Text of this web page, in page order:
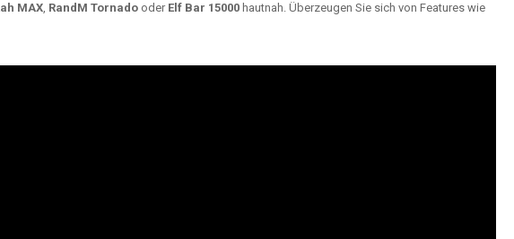
MAX, RandM Tornado oder Elf Bar 15000 hautnah. Überzeugen Sie sich von Features wie